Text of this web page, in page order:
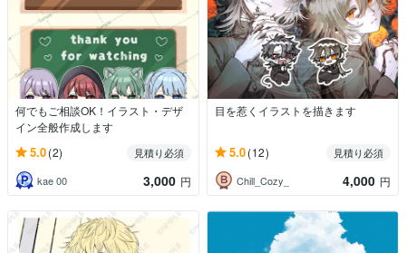
何でもご相談OK！イラスト・デザ
イン全般作成します
5.0(2)
見積り必須
kae 00
3,000 円
目を惹くイラストを描きます
5.0(12)
見積り必須
Chill_Cozy_
4,000 円